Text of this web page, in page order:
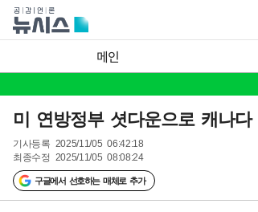
메인
미 연방정부 셧다운으로 캐나
기사등록 2025/11/05 06:42:18
최종수정 2025/11/05 08:08:24
구글에서 선호하는 매체로 추가